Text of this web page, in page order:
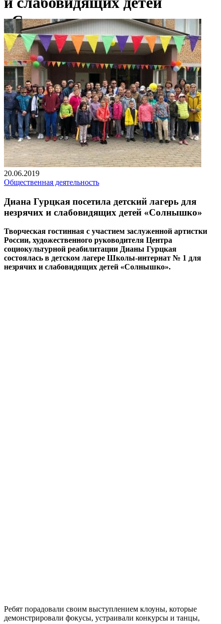
«Солнышко»
20.06.2019
Общественная деятельность
Диана Гурцкая посетила детский лагерь для
незрячих и слабовидящих детей «Солнышко»
Творческая гостинная с участием заслуженной артистки
России, художественного руководителя Центра
социокультурной реабилитации Дианы Гурцкая
состоялась в детском лагере Школы-интернат № 1 для
незрячих и слабовидящих детей «Солнышко».
Ребят порадовали своим выступлением клоуны, которые
демонстрировали фокусы, устраивали конкурсы и танцы,